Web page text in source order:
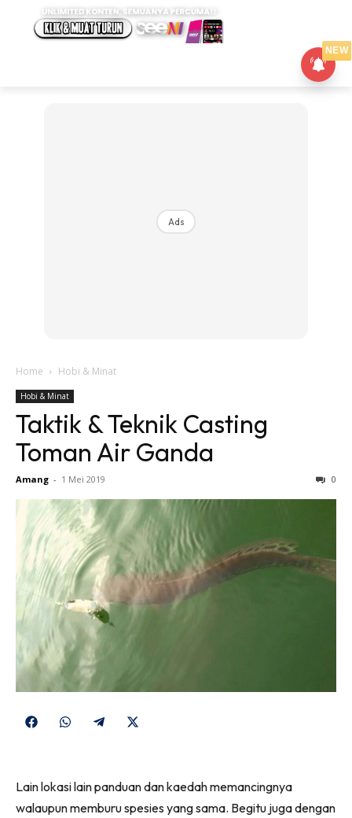
Ads
Home Hobi & Minat
Hobi & Minat
Taktik & Teknik Casting
Toman Air Ganda
Amang - 1 Mei 2019 0
Share
Share
Share
(Twitter)
Lain lokasi lain panduan dan kaedah memancingnya
walaupun memburu spesies yang sama. Begitu juga dengan
NEW